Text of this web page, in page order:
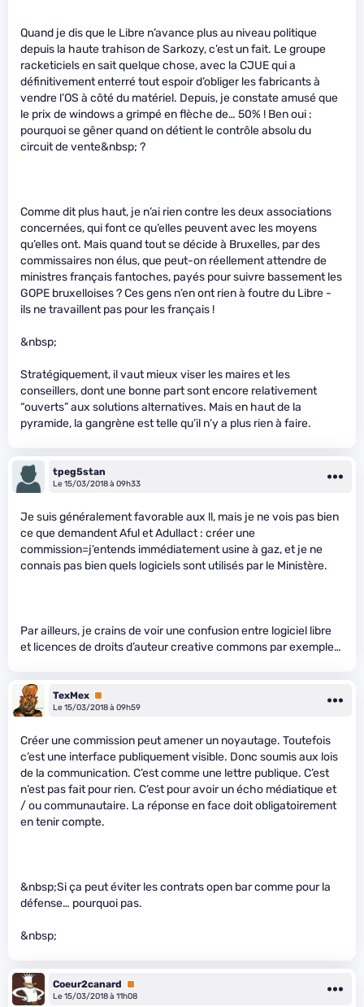
Quand je dis que le Libre n’avance plus au niveau politique
depuis la haute trahison de Sarkozy, c’est un fait. Le groupe
racketiciels en sait quelque chose, avec la CJUE qui a
définitivement enterré tout espoir d’obliger les fabricants à
vendre l’OS à côté du matériel. Depuis, je constate amusé que
le prix de windows a grimpé en flèche de… 50% ! Ben oui :
pourquoi se gêner quand on détient le contrôle absolu du
circuit de vente&nbsp; ?
Comme dit plus haut, je n’ai rien contre les deux associations
concernées, qui font ce qu’elles peuvent avec les moyens
qu’elles ont. Mais quand tout se décide à Bruxelles, par des
commissaires non élus, que peut-on réellement attendre de
ministres français fantoches, payés pour suivre bassement les
GOPE bruxelloises ? Ces gens n’en ont rien à foutre du Libre -
ils ne travaillent pas pour les français !
&nbsp;
Stratégiquement, il vaut mieux viser les maires et les
conseillers, dont une bonne part sont encore relativement
“ouverts” aux solutions alternatives. Mais en haut de la
pyramide, la gangrène est telle qu’il n’y a plus rien à faire.
tpeg5stan
Le 15/03/2018 à 09h33
Je suis généralement favorable aux ll, mais je ne vois pas bien
ce que demandent Aful et Adullact : créer une
commission=j’entends immédiatement usine à gaz, et je ne
connais pas bien quels logiciels sont utilisés par le Ministère.
Par ailleurs, je crains de voir une confusion entre logiciel libre
et licences de droits d’auteur creative commons par exemple…
TexMex Premium
Le 15/03/2018 à 09h59
Créer une commission peut amener un noyautage. Toutefois
c’est une interface publiquement visible. Donc soumis aux lois
de la communication. C’est comme une lettre publique. C’est
n’est pas fait pour rien. C’est pour avoir un écho médiatique et
/ ou communautaire. La réponse en face doit obligatoirement
en tenir compte.
&nbsp;Si ça peut éviter les contrats open bar comme pour la
défense… pourquoi pas.
&nbsp;
Coeur2canard
Premium
Le 15/03/2018 à 11h08